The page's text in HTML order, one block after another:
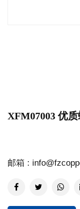
XFM07003 优
邮箱 :